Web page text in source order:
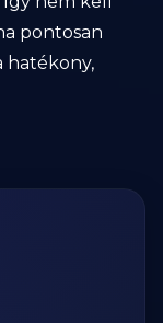
pontosan
hatékony,